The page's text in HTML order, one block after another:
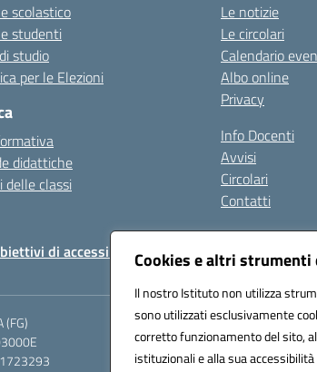
Cookies e altri
Il nostro Istituto non utilizza
sono utilizzati esclusivamente
corretto funzionamento del sito,
istituzionali e alla sua
scolastico
studenti
studio
per le Elezioni
didattiche
delle classi
Le notizie
Le circolari
Calendario
Albo online
Privacy
Info Docenti
Avvisi
Circolari
Contatti
di accessibilità
(FG)